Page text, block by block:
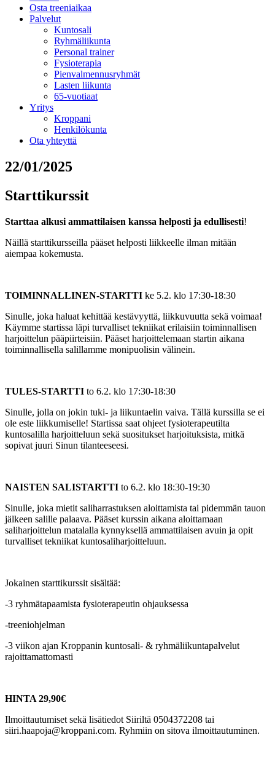
Osta treeniaikaa
Palvelut
Kuntosali
Ryhmäliikunta
Personal trainer
Fysioterapia
Pienvalmennusryhmät
Lasten liikunta
65-vuotiaat
Yritys
Kroppani
Henkilökunta
Ota yhteyttä
22/01/2025
Starttikurssit
Starttaa alkusi ammattilaisen kanssa helposti ja edullisesti!
Näillä starttikursseilla pääset helposti liikkeelle ilman mitään
aiempaa kokemusta.
TOIMINNALLINEN-STARTTI ke 5.2. klo 17:30-18:30
Sinulle, joka haluat kehittää kestävyyttä, liikkuvuutta sekä voimaa!
Käymme startissa läpi turvalliset tekniikat erilaisiin toiminnallisen
harjoittelun pääpiirteisiin. Pääset harjoittelemaan startin aikana
toiminnallisella salillamme monipuolisin välinein.
TULES-STARTTI to 6.2. klo 17:30-18:30
Sinulle, jolla on jokin tuki- ja liikuntaelin vaiva. Tällä kurssilla se ei
ole este liikkumiselle! Startissa saat ohjeet fysioterapeutilta
kuntosalilla harjoitteluun sekä suositukset harjoituksista, mitkä
sopivat juuri Sinun tilanteeseesi.
NAISTEN SALISTARTTI to 6.2. klo 18:30-19:30
Sinulle, joka mietit saliharrastuksen aloittamista tai pidemmän tauon
jälkeen salille palaava. Pääset kurssin aikana aloittamaan
saliharjoittelun matalalla kynnyksellä ammattilaisen avuin ja opit
turvalliset tekniikat kuntosaliharjoitteluun.
Jokainen starttikurssit sisältää:
-3 ryhmätapaamista fysioterapeutin ohjauksessa
-treeniohjelman
-3 viikon ajan Kroppanin kuntosali- & ryhmäliikuntapalvelut
rajoittamattomasti
HINTA 29,90€
Ilmoittautumiset sekä lisätiedot Siiriltä 0504372208 tai
siiri.haapoja@kroppani.com. Ryhmiin on sitova ilmoittautuminen.